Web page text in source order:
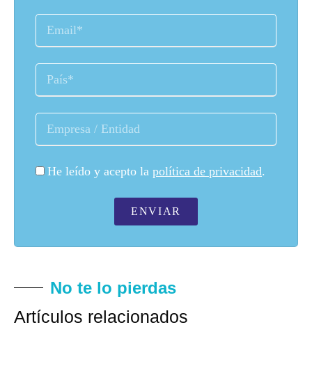
He leído y acepto la política de privacidad.
ENVIAR
No te lo pierdas
Artículos relacionados